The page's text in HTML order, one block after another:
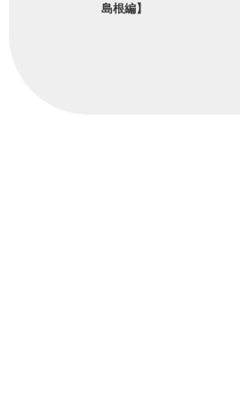
島根編】